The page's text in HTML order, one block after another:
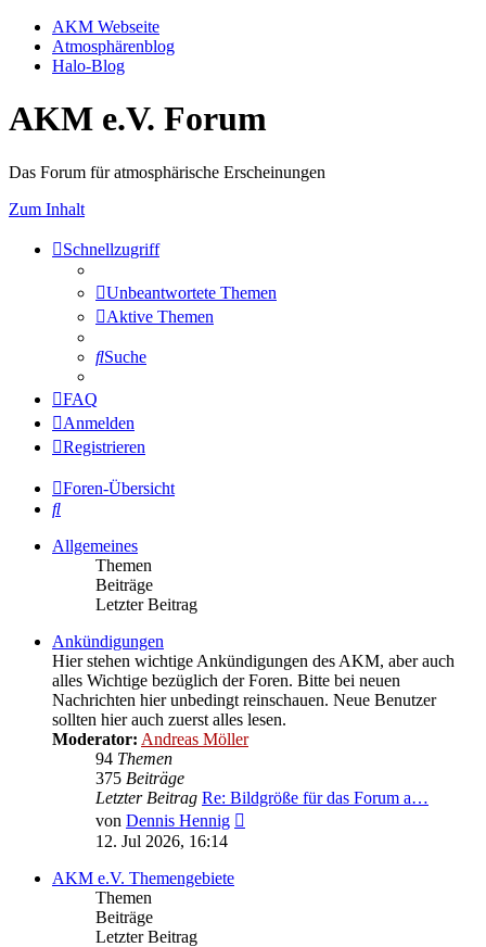
AKM Webseite
Atmosphärenblog
Halo-Blog
AKM e.V. Forum
Das Forum für atmosphärische Erscheinungen
Zum Inhalt
Schnellzugriff
Unbeantwortete Themen
Aktive Themen
Suche
FAQ
Anmelden
Registrieren
Foren-Übersicht
Suche
Allgemeines
Themen
Beiträge
Letzter Beitrag
Ankündigungen
Hier stehen wichtige Ankündigungen des AKM, aber auch
alles Wichtige bezüglich der Foren. Bitte bei neuen
Nachrichten hier unbedingt reinschauen. Neue Benutzer
sollten hier auch zuerst alles lesen.
Moderator: Andreas Möller
94 Themen
375 Beiträge
Letzter Beitrag Re: Bildgröße für das Forum a…
von Dennis Hennig
12. Jul 2026, 16:14
AKM e.V. Themengebiete
Themen
Beiträge
Letzter Beitrag